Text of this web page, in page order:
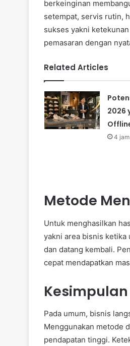
berkeinginan
setempat, servis rutin,
sukses yakni
pemasaran dengan
Related Articles
2026
4
Metode
Untuk menghasilkan
yakni area bisnis ketika
dan datang kembali.
cepat mendapatkan
Pada umum, bisnis
Menggunakan metode
pendapatan tinggi.